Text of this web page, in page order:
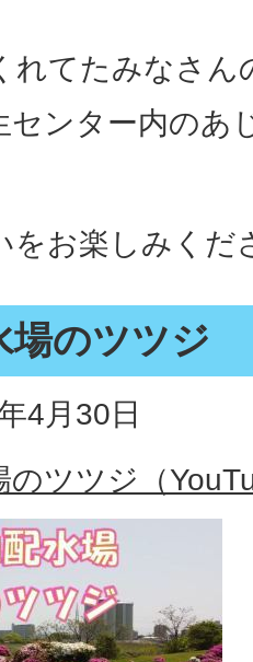
れてたみなさん
センター内のあ
をお楽しみくだ
場のツツジ
4月30日
のツツジ（